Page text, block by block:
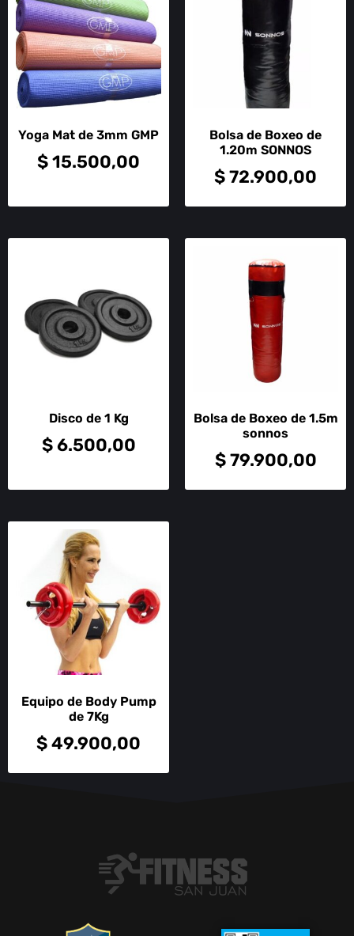
Yoga Mat de 3mm GMP
$15.500,00
Bolsa de Boxeo de
1.20m SONNOS
$72.900,00
Disco de 1 Kg
$6.500,00
Bolsa de Boxeo de 1.5m
sonnos
$79.900,00
Equipo de Body Pump
de 7Kg
$49.900,00